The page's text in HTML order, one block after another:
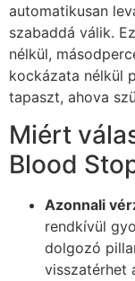
automatikusan
szabaddá válik.
nélkül,
kockázata nélkül
tapaszt, ahova
Miért
Blood
Azonnali
rendkívül
dolgozó
visszatérhet